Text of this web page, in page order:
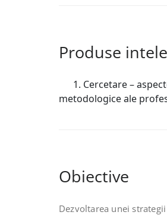
Produse
1. Cercetare –
metodologice ale
Obiective
Dezvoltarea unei